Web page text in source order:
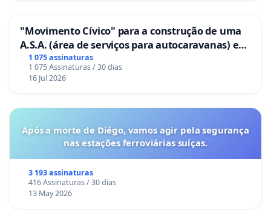
"Movimento Cívico" para a construção de uma
A.S.A. (área de serviços para autocaravanas) em
Coimbra
1 075 assinaturas
1 075 Assinaturas / 30 dias
16 Jul 2026
Após a morte de Diégo, vamos agir pela segurança
nas estações ferroviárias suíças.
3 193 assinaturas
416 Assinaturas / 30 dias
13 May 2026